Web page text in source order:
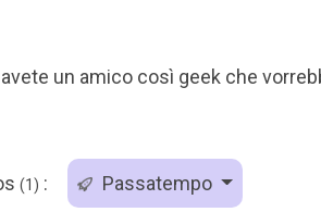
un amico così geek che
(1) : Passatempo